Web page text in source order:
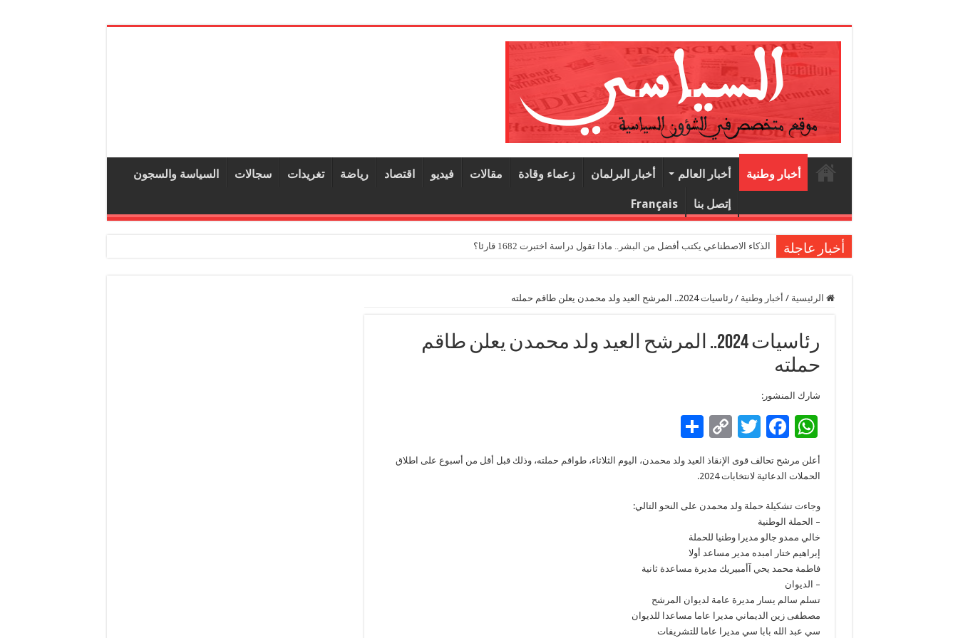
أخبار وطنية أخبار العالم أخبار البرلمان زعماء وقادة مقالات فيديو اقتصاد رياضة تغريدات سجالات السياسة والسجون
إتصل بنا Français
أخبار عاجلة الذكاء الاصطناعي يكتب أفضل من البشر.. ماذا تقول دراسة اختبرت 1682 قارئا؟
الرئيسية / أخبار وطنية / رئاسيات 2024.. المرشح العيد ولد محمدن يعلن طاقم حملته
رئاسيات 2024.. المرشح العيد ولد محمدن يعلن طاقم
حملته
شارك المنشور:
W
at
p
p
F
e
o
o
k
T
tt
C
p
Li
n
k
ar
أعلن مرشح تحالف قوى الإنقاذ العيد ولد محمدن، اليوم الثلاثاء، طواقم حملته، وذلك قبل أقل من أسبوع على اطلاق
الحملات الدعائية لانتخابات 2024.
وجاءت تشكيلة حملة ولد محمدن على النحو التالي:
– الحملة الوطنية
خالي ممدو جالو مديرا وطنيا للحملة
إبراهيم ختار امبده مدير مساعد أولا
فاطمة محمد يحي آأمبيريك مديرة مساعدة ثانية
– الديوان
تسلم سالم يسار مديرة عامة لديوان المرشح
مصطفى زين الديماني مديرا عاما مساعدا للديوان
سي عبد الله بابا سي مديرا عاما للتشريفات